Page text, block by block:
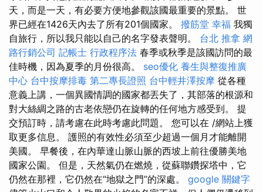
天，而是一天，有必要方便地參觀該國最重要的景點。 世
界已經在1426天內去了所有201個國家。 撥筋堂 幸福 我獨
自旅行，所以我只能以自己的名字發表聲明。 台北 推拿 網
路行銷公司 記帳士 行政程序法 春季或秋季是該國訪問的最
佳時機，因為夏季的月份很高。 seo優化 養生與整復推廣
中心 台中按摩排毒 第二專長證照 台中輕井澤按摩 從各種
意義上講，一個異國情調的國家都丟失了，其部落的根源和
對大絲綢之路的古老依戀仍在旋轉的任何地方感受到。 提
交預訂時，請考慮在此時考慮此問題。 您可以在 /網站上獲
取更多信息。 護照的有效性必須至少超過一個月才能離開
美國。 早餐後，在內華達山脈山脈的西坡上前往優勝美地
國家公園。 但是，天然氣仍在燃燒，從蘇聯鑽探塔中，它
仍然在那裡，它仍然在“地獄之門”的深處。 google 關鍵字